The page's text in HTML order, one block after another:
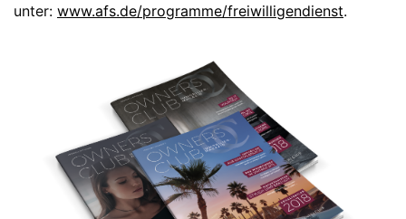
unter: www.afs.de/programme/freiwilligendienst.